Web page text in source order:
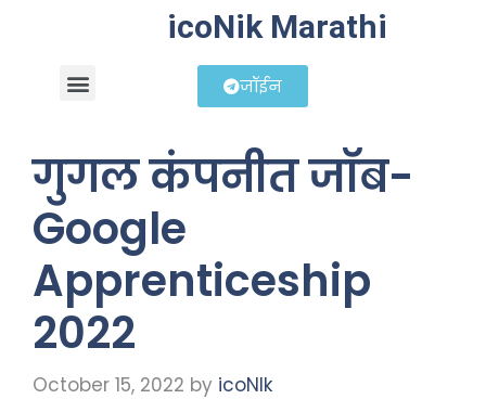
icoNik Marathi
जॉईन
गुगल कंपनीत जॉब-
Google
Apprenticeship
2022
October 15, 2022 by icoNIk